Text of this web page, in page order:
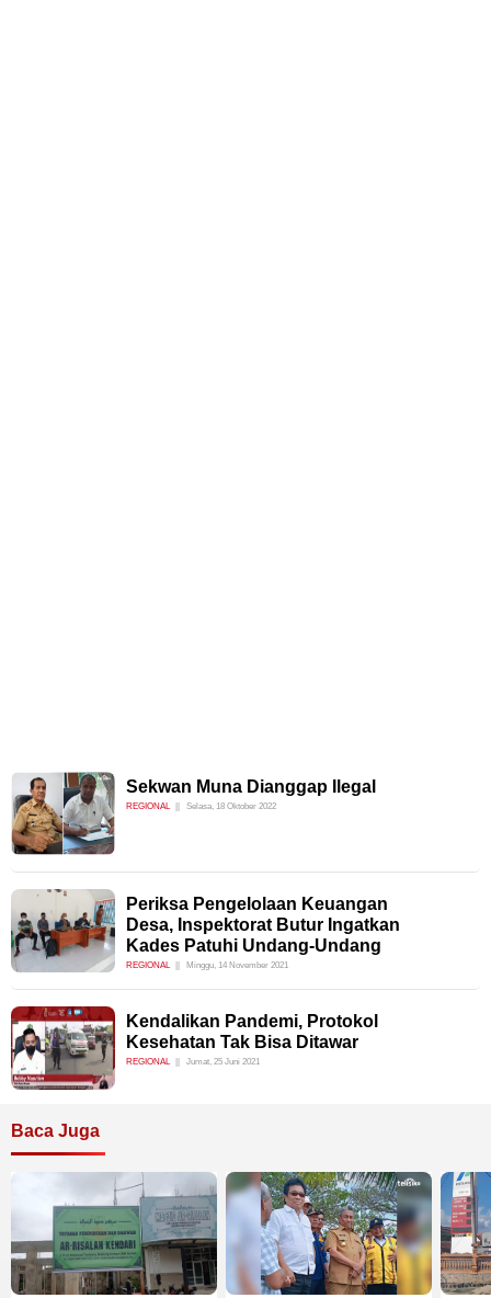
Sekwan Muna Dianggap Ilegal
REGIONAL Selasa, 18 Oktober 2022
Periksa Pengelolaan Keuangan
Desa, Inspektorat Butur Ingatkan
Kades Patuhi Undang-Undang
REGIONAL Minggu, 14 November 2021
Kendalikan Pandemi, Protokol
Kesehatan Tak Bisa Ditawar
REGIONAL Jumat, 25 Juni 2021
Baca Juga